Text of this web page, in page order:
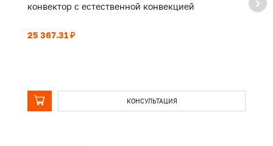
конвектор с естественной конвекцией
25 367.31 ₽
КОНСУЛЬТАЦИЯ